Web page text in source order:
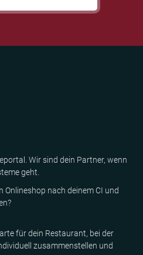
Wir sind dein Partner, wenn
geht.
Onlineshop nach deinem CI und
für dein Restaurant, bei der
zusammenstellen und